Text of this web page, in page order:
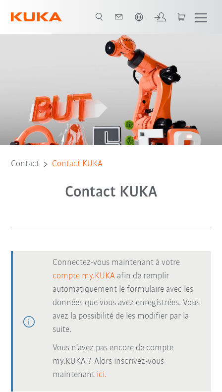
Contact Contact KUKA
Contact KUKA
Connectez-vous maintenant à votre
compte my.KUKA afin de remplir
automatiquement le formulaire avec les
données que vous avez enregistrées. Vous
avez la possibilité de les modifier par la
suite.
Vous n’avez pas encore de compte
my.KUKA ? Alors inscrivez-vous
maintenant ici.